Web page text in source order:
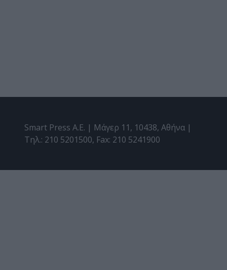
Smart Press A.E. | Μάγερ 11, 10438, Αθήνα |
Τηλ.: 210 5201500, Fax: 210 5241900